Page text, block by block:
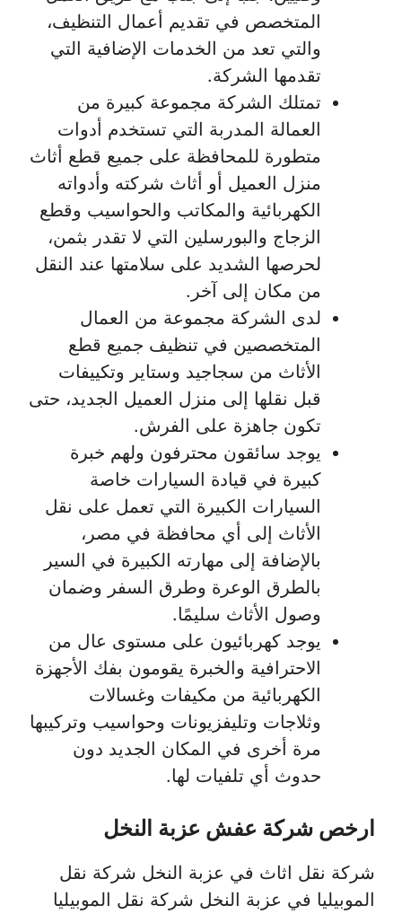
المتخصص في تقديم أعمال التنظيف،
والتي تعد من الخدمات الإضافية التي
تقدمها الشركة.
تمتلك الشركة مجموعة كبيرة من
العمالة المدربة التي تستخدم أدوات
متطورة للمحافظة على جميع قطع أثاث
منزل العميل أو أثاث شركته وأدواته
الكهربائية والمكاتب والحواسيب وقطع
الزجاج والبورسلين التي لا تقدر بثمن،
لحرصها الشديد على سلامتها عند النقل
من مكان إلى آخر.
لدى الشركة مجموعة من العمال
المتخصصين في تنظيف جميع قطع
الأثاث من سجاجيد وستاير وتكييفات
قبل نقلها إلى منزل العميل الجديد، حتى
تكون جاهزة على الفرش.
يوجد سائقون محترفون ولهم خبرة
كبيرة في قيادة السيارات خاصة
السيارات الكبيرة التي تعمل على نقل
الأثاث إلى أي محافظة في مصر،
بالإضافة إلى مهارته الكبيرة في السير
بالطرق الوعرة وطرق السفر وضمان
وصول الأثاث سليمًا.
يوجد كهربائيون على مستوى عال من
الاحترافية والخبرة يقومون بفك الأجهزة
الكهربائية من مكيفات وغسالات
وثلاجات وتليفزيونات وحواسيب وتركيبها
مرة أخرى في المكان الجديد دون
حدوث أي تلفيات لها.
ارخص شركة عفش عزبة النخل
شركة نقل اثاث في عزبة النخل شركة نقل
الموبيليا في عزبة النخل شركة نقل الموبيليا